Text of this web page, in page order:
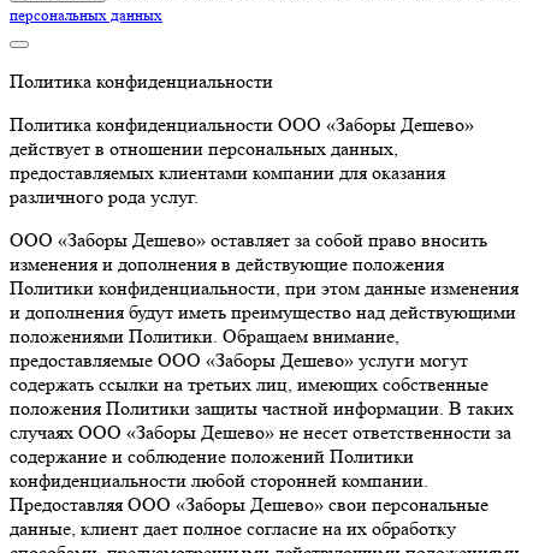
персональных данных
Политика конфиденциальности
Политика конфиденциальности ООО «Заборы Дешево»
действует в отношении персональных данных,
предоставляемых клиентами компании для оказания
различного рода услуг.
ООО «Заборы Дешево» оставляет за собой право вносить
изменения и дополнения в действующие положения
Политики конфиденциальности, при этом данные изменения
и дополнения будут иметь преимущество над действующими
положениями Политики. Обращаем внимание,
предоставляемые ООО «Заборы Дешево» услуги могут
содержать ссылки на третьих лиц, имеющих собственные
положения Политики защиты частной информации. В таких
случаях ООО «Заборы Дешево» не несет ответственности за
содержание и соблюдение положений Политики
конфиденциальности любой сторонней компании.
Предоставляя ООО «Заборы Дешево» свои персональные
данные, клиент дает полное согласие на их обработку